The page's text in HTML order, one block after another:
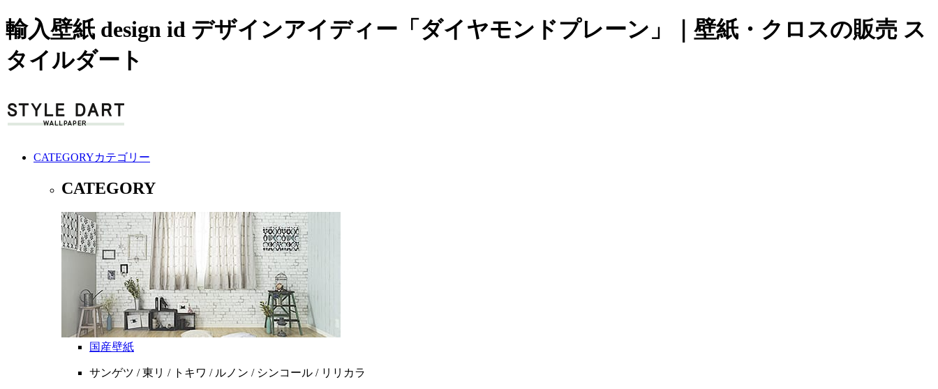
輸入壁紙 design id デザインアイディー「ダイヤモンドプレーン」｜壁紙・クロスの販売 ス
タイルダート
CATEGORYカテゴリー
CATEGORY
国産壁紙
サンゲツ / 東リ / トキワ / ルノン / シンコール / リリカラ